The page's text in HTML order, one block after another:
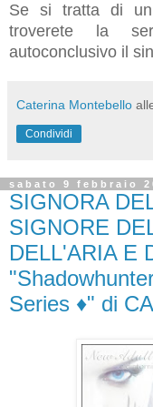
Se si tratta di
troverete la
autoconclusivo il
Caterina Montebello
Condividi
sabato 9 febbraio
SIGNORA
SIGNORE
DELL'ARIA E
Series ♦" di